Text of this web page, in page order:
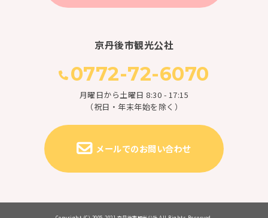
京丹後市観光公社
0772-72-6070
月曜日から土曜日 8:30 - 17:15
（祝日・年末年始を除く）
メールでのお問い合わせ